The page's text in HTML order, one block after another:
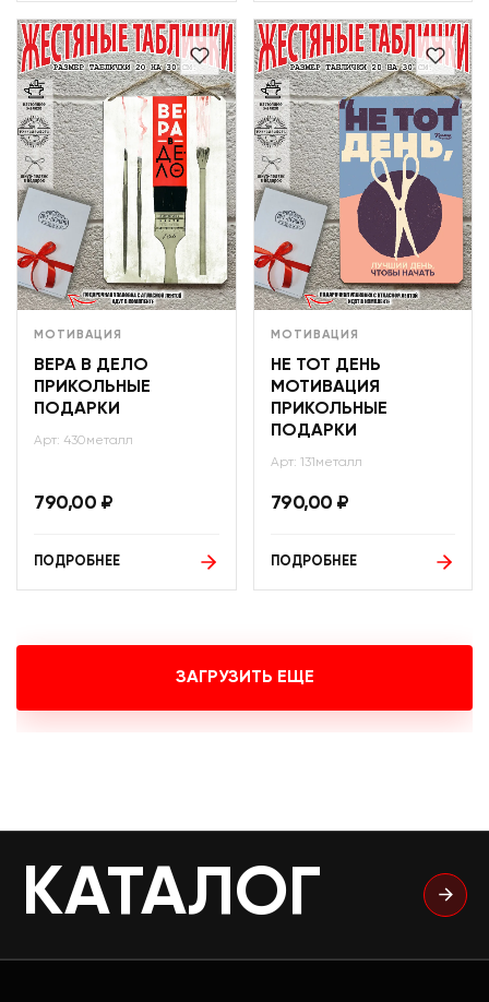
МОТИВАЦИЯ
ВЕРА В ДЕЛО
ПРИКОЛЬНЫЕ
ПОДАРКИ
Арт: 430металл
790,00 ₽
ПОДРОБНЕЕ
МОТИВАЦИЯ
НЕ ТОТ ДЕНЬ
МОТИВАЦИЯ
ПРИКОЛЬНЫЕ
ПОДАРКИ
Арт: 131металл
790,00 ₽
ПОДРОБНЕЕ
ЗАГРУЗИТЬ ЕЩЕ
КАТАЛОГ